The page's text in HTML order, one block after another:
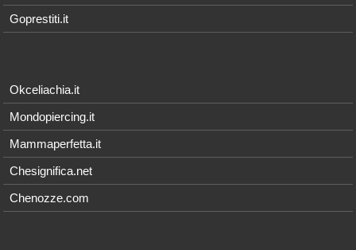
Goprestiti.it
Okceliachia.it
Mondopiercing.it
Mammaperfetta.it
Chesignifica.net
Chenozze.com